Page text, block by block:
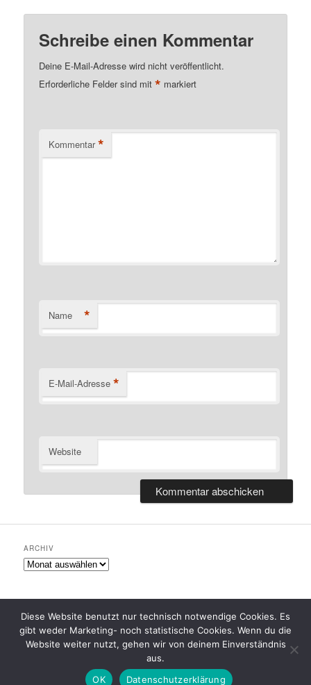
Schreibe einen Kommentar
Deine E-Mail-Adresse wird nicht veröffentlicht.
Erforderliche Felder sind mit* markiert
Kommentar *
Name *
E-Mail-Adresse *
Website
ARCHIV
Archiv
Datenschutzerklärung Stolz präsentiert von WordPress
Diese Website benutzt nur technisch notwendige Cookies. Es
gibt weder Marketing- noch statistische Cookies. Wenn du die
Website weiter nutzt, gehen wir von deinem Einverständnis
aus.
OK
Datenschutzerklärung